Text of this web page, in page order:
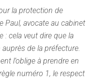
la protection de
Paul, avocate au cabinet
: cela veut dire que la
de la préfecture.
l’oblige à prendre en
numéro 1, le respect